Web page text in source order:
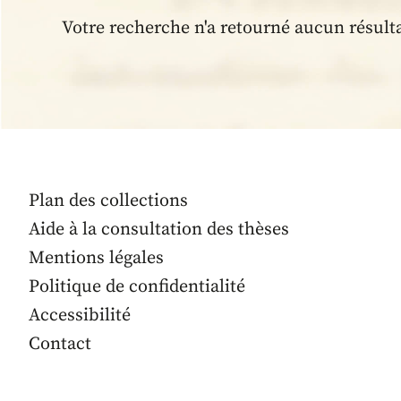
Votre recherche n'a retourné aucun
Plan des collections
Aide à la consultation des thèses
Mentions légales
Politique de confidentialité
Accessibilité
Contact